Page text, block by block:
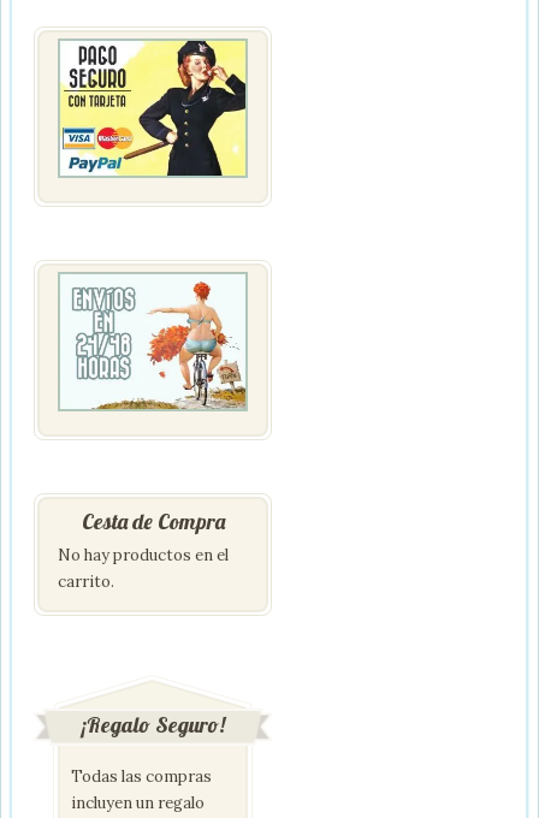
Cesta de Compra
No hay productos en el
carrito.
¡Regalo Seguro!
Todas las compras
incluyen un regalo